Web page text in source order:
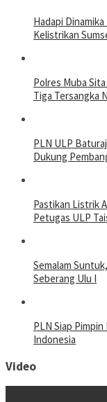
Hadapi
Kelistrikan
Polres Muba
Tiga Tersangka
PLN ULP
Dukung
Pastikan Listrik
Petugas ULP
Semalam
Seberang Ulu I
PLN Siap
Indonesia
Video